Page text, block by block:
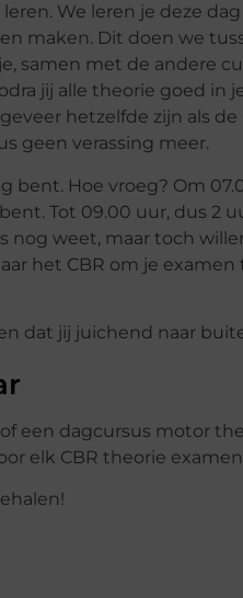
We leren je deze
maken. Dit doen we
samen met de andere
jij alle theorie goed in
hetzelfde zijn als de
geen verassing meer.
bent. Hoe vroeg? Om
Tot 09.00 uur, dus 2
nog weet, maar toch
het CBR om je examen
dat jij juichend naar
of een dagcursus motor
elk CBR theorie